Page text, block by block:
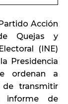
Acción
Quejas y
(INE)
Presidencia
ordenan a
de transmitir
informe de